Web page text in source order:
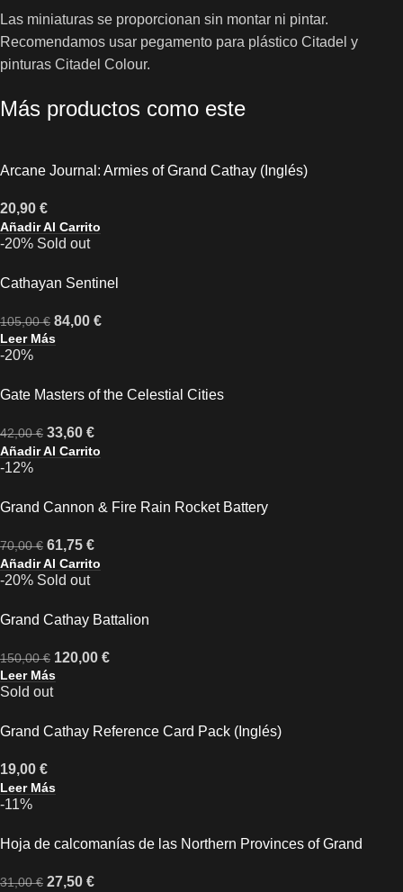
Las miniaturas se proporcionan sin montar ni pintar.
Recomendamos usar pegamento para plástico Citadel y
pinturas Citadel Colour.
Más productos como este
Arcane Journal: Armies of Grand Cathay (Inglés)
20,90 €
Añadir Al Carrito
-20% Sold out
Cathayan Sentinel
105,00€ 84,00 €
Leer Más
-20%
Gate Masters of the Celestial Cities
42,00€ 33,60 €
Añadir Al Carrito
-12%
Grand Cannon & Fire Rain Rocket Battery
70,00€ 61,75 €
Añadir Al Carrito
-20% Sold out
Grand Cathay Battalion
150,00€ 120,00 €
Leer Más
Sold out
Grand Cathay Reference Card Pack (Inglés)
19,00 €
Leer Más
-11%
Hoja de calcomanías de las Northern Provinces of Grand
31,00€ 27,50 €